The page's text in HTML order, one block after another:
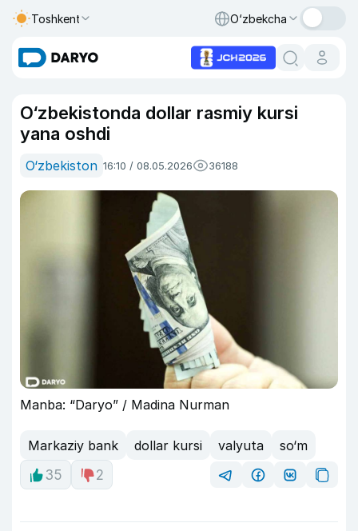
Toshkent O‘zbekcha
O‘zbekistonda dollar rasmiy kursi
yana oshdi
O‘zbekiston 16:10 / 08.05.2026 36188
Manba: “Daryo” / Madina Nurman
Markaziy bank dollar kursi valyuta
so‘m
35
2